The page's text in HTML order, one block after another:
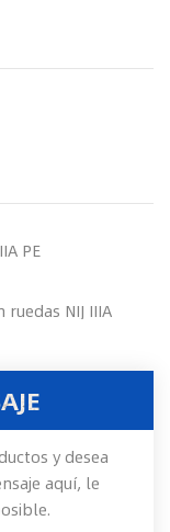
PE
NIJ IIIA
y desea
aquí, le